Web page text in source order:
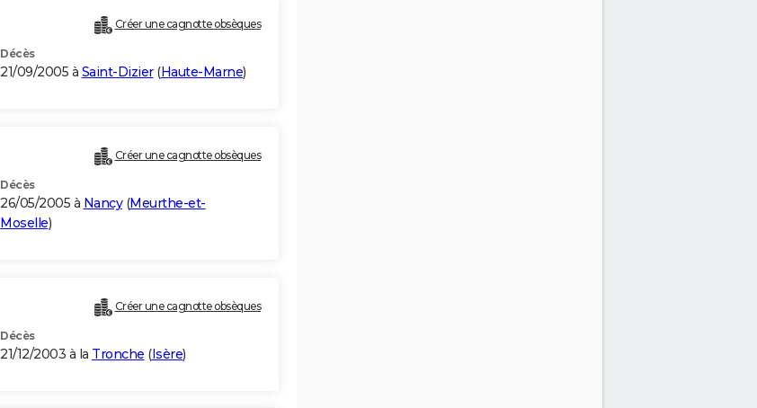
Créer une cagnotte obsèques
Décès
21/09/2005 à Saint-Dizier(Haute-Marne)
Créer une cagnotte obsèques
Décès
26/05/2005 à Nancy(Meurthe-et-
Moselle)
Créer une cagnotte obsèques
Décès
21/12/2003 à la Tronche (Isère)